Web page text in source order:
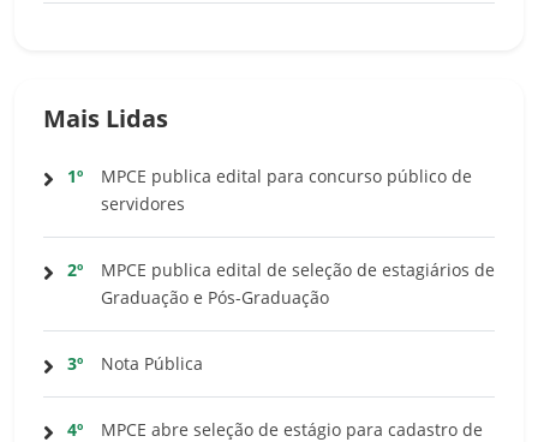
Mais Lidas
1º
MPCE publica edital para concurso público de
servidores
2º
MPCE publica edital de seleção de estagiários de
Graduação e Pós-Graduação
3º Nota Pública
4º
MPCE abre seleção de estágio para cadastro de